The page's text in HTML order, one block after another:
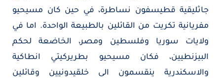
جاثليقية قطيسفون نساطرة، في حين كان مسيحيو
مفريانية تكريت من القائلين بالطبيعة الواحدة. اما في
ولايات سوريا وفلسطين ومصر، الخاضعة لحكم
البيزنطيين، فكان مسيحيو بطريركيتي انطاكية
والاسكندرية ينقسمون الى خلقيدونيين وقائلين